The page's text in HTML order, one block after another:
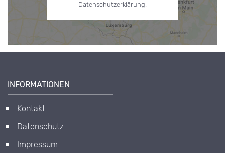
Datenschutzerklärung.
INFORMATIONEN
Kontakt
Datenschutz
Impressum